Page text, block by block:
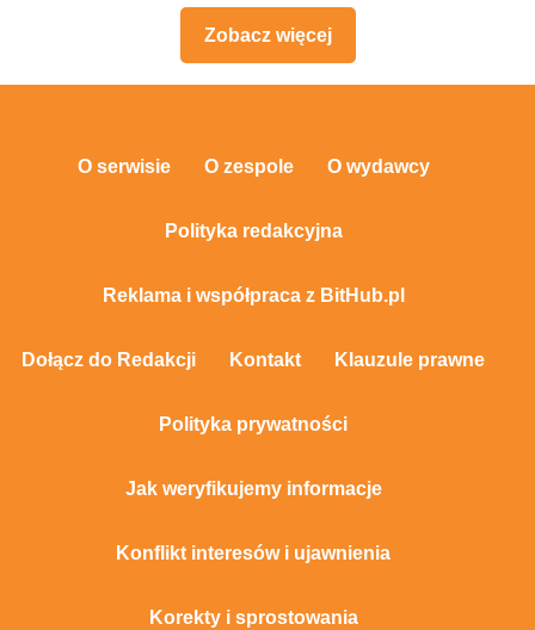
Zobacz więcej
O serwisie O zespole O wydawcy
Polityka redakcyjna
Reklama i współpraca z BitHub.pl
Dołącz do Redakcji Kontakt Klauzule prawne
Polityka prywatności
Jak weryfikujemy informacje
Konflikt interesów i ujawnienia
Korekty i sprostowania